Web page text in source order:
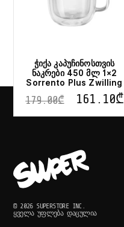
ჭიქა კაპუჩინოსთვის
ნაკრები 450 მლ 1×2
Sorrento Plus Zwilling
179.00₾ 161.10₾
© 2026 SUPERSTORE INC.
ᲧᲕᲔᲚᲐ ᲣᲤᲚᲔᲑᲐ ᲓᲐᲪᲣᲚᲘᲐ